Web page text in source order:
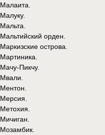
Малаита.
Малуку.
Мальта.
Мальтийский орден.
Маркизские острова.
Мартиника.
Мачу-Пикчу.
Мвали.
Ментон.
Мерсия.
Метохия.
Мичиган.
Мозамбик.